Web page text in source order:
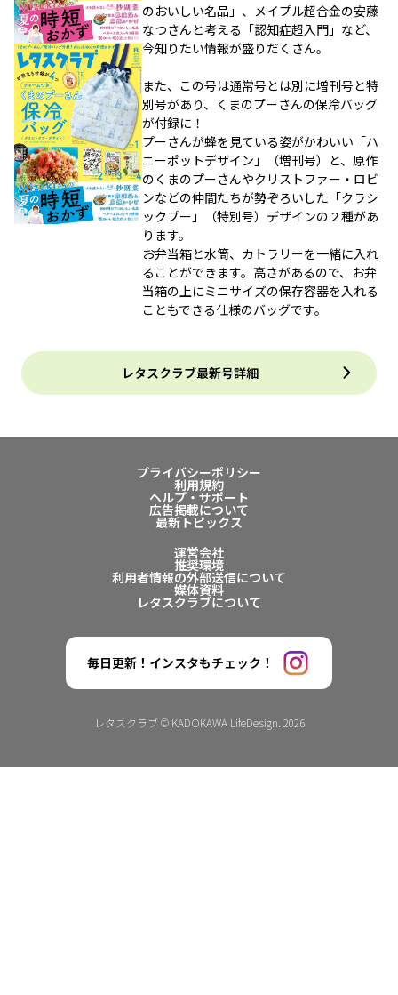
のおいしい名品」、メイプル超合金の安藤
なつさんと考える「認知症超入門」など、
今知りたい情報が盛りだくさん。
また、この号は通常号とは別に増刊号と特
別号があり、くまのプーさんの保冷バッグ
が付録に！
プーさんが蜂を見ている姿がかわいい「ハ
ニーポットデザイン」（増刊号）と、原作
のくまのプーさんやクリストファー・ロビ
ンなどの仲間たちが勢ぞろいした「クラシ
ックプー」（特別号）デザインの２種があ
ります。
お弁当箱と水筒、カトラリーを一緒に入れ
ることができます。高さがあるので、お弁
当箱の上にミニサイズの保存容器を入れる
こともできる仕様のバッグです。
レタスクラブ最新号詳細
プライバシーポリシー
利用規約
ヘルプ・サポート
広告掲載について
最新トピックス
運営会社
推奨環境
利用者情報の外部送信について
媒体資料
レタスクラブについて
毎日更新！インスタもチェック！
レタスクラブ © KADOKAWA LifeDesign. 2026